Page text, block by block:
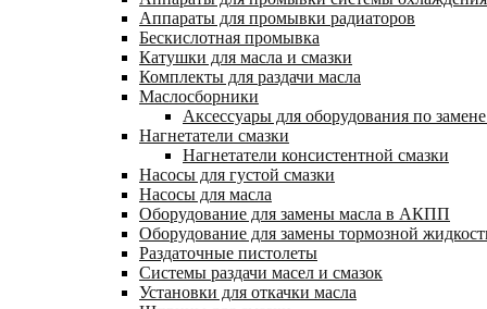
Аппараты для промывки радиаторов
Бескислотная промывка
Катушки для масла и смазки
Комплекты для раздачи масла
Маслосборники
Аксессуары для оборудования по
Нагнетатели смазки
Нагнетатели консистентной смазки
Насосы для густой смазки
Насосы для масла
Оборудование для замены масла в АКПП
Оборудование для замены тормозной
Раздаточные пистолеты
Системы раздачи масел и смазок
Установки для откачки масла